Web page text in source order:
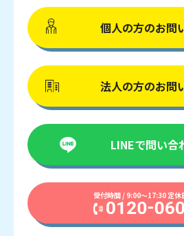
個人の方のお問
法人の方のお問
LINEで問い合
受付時間 / 9:00〜17:30 定休